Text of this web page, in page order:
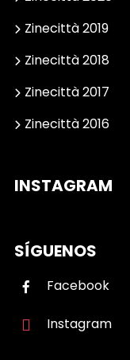
Zinecittà 2019
Zinecittà 2018
Zinecittà 2017
Zinecittà 2016
INSTAGRAM
SÍGUENOS
Facebook
Instagram